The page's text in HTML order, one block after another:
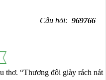
Câu hỏi: 969766
thơ. “Thương đôi giày rách nát